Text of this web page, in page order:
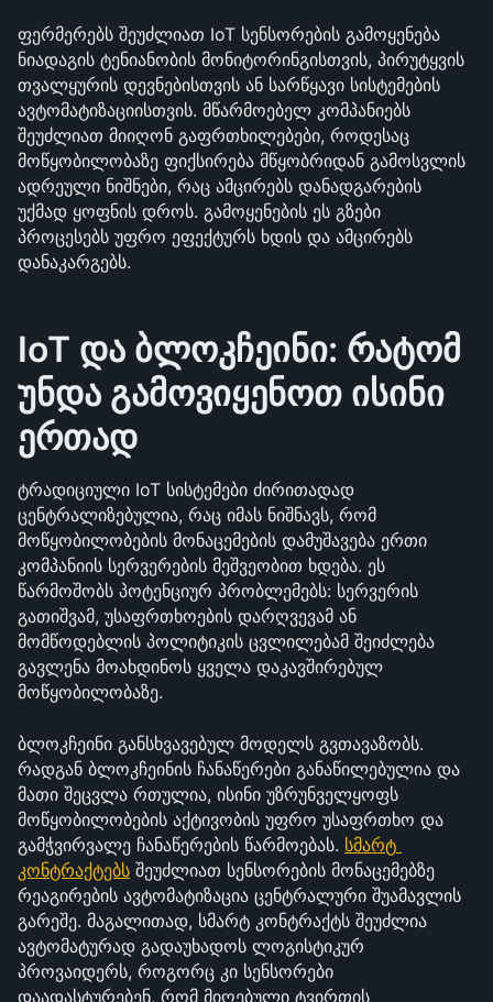
ფერმერებს შეუძლიათ IoT სენსორების გამოყენება
ნიადაგის ტენიანობის მონიტორინგისთვის, პირუტყვის
თვალყურის დევნებისთვის ან სარწყავი სისტემების
ავტომატიზაციისთვის. მწარმოებელ კომპანიებს
შეუძლიათ მიიღონ გაფრთხილებები, როდესაც
მოწყობილობაზე ფიქსირება მწყობრიდან გამოსვლის
ადრეული ნიშნები, რაც ამცირებს დანადგარების
უქმად ყოფნის დროს. გამოყენების ეს გზები
პროცესებს უფრო ეფექტურს ხდის და ამცირებს
დანაკარგებს.
IoT და ბლოკჩეინი: რატომ
უნდა გამოვიყენოთ ისინი
ერთად
ტრადიციული IoT სისტემები ძირითადად
ცენტრალიზებულია, რაც იმას ნიშნავს, რომ
მოწყობილობების მონაცემების დამუშავება ერთი
კომპანიის სერვერების მეშვეობით ხდება. ეს
წარმოშობს პოტენციურ პრობლემებს: სერვერის
გათიშვამ, უსაფრთხოების დარღვევამ ან
მომწოდებლის პოლიტიკის ცვლილებამ შეიძლება
გავლენა მოახდინოს ყველა დაკავშირებულ
მოწყობილობაზე.
ბლოკჩეინი განსხვავებულ მოდელს გვთავაზობს.
რადგან ბლოკჩეინის ჩანაწერები განაწილებულია და
მათი შეცვლა რთულია, ისინი უზრუნველყოფს
მოწყობილობების აქტივობის უფრო უსაფრთხო და
გამჭვირვალე ჩანაწერების წარმოებას. სმარტ
კონტრაქტებს შეუძლიათ სენსორების მონაცემებზე
რეაგირების ავტომატიზაცია ცენტრალური შუამავლის
გარეშე. მაგალითად, სმარტ კონტრაქტს შეუძლია
ავტომატურად გადაუხადოს ლოგისტიკურ
პროვაიდერს, როგორც კი სენსორები
დაადასტურებენ, რომ მიღებული ტვირთის